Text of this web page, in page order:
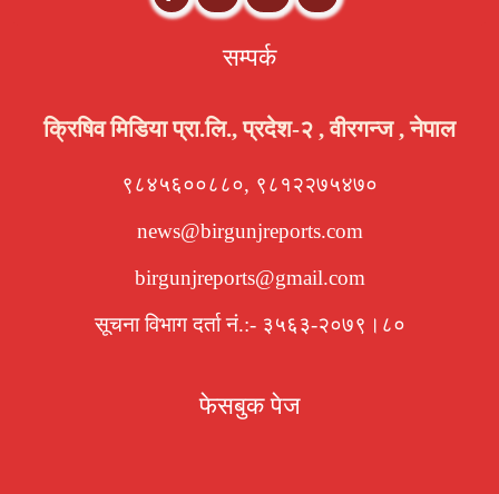
सम्पर्क
क्रिषिव मिडिया प्रा.लि., प्रदेश-२ , वीरगन्ज , नेपाल
९८४५६००८८०, ९८१२२७५४७०
news@birgunjreports.com
birgunjreports@gmail.com
सूचना विभाग दर्ता नं.:- ३५६३-२०७९।८०
फेसबुक पेज